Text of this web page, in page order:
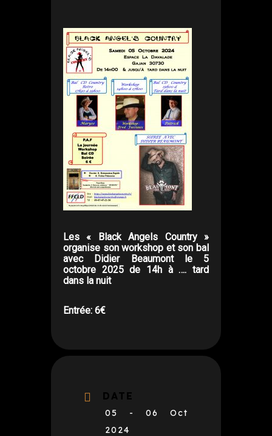
Les « Black Angels Country »
organise son workshop et son bal
avec Didier Beaumont le 5
octobre 2025 de 14h à …. tard
dans la nuit
Entrée: 6€
DATE
05 - 06 Oct
2024